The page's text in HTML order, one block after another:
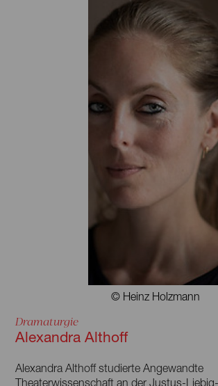
Dekade 2000–2010 gelistet wird. 2018
Album »Stop Making Fans« auf Morr
Album »Music For Shared Rooms« mit
Stücken von Theater und Filmmusik.
Tourneen fanden in den letzten Jahren
Neben seiner Tätigkeit als Musiker und
fleischmann auch als DJ und Produzent
arbeitet b. fleischmann auch regelmäßig
Filmmusik im In- und Ausland.
© Heinz Holzmann
Dramaturgie
Alexandra Althoff
Alexandra Althoff studierte Angewandte
Theaterwissenschaft an der Justus-